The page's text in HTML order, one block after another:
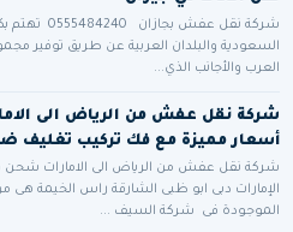
شركة نقل عفش
السعودية والبلدان العربية عن طريق توفير
العرب والأجانب الذي...
أسعار مميزة مع فك تركيب تغليف
شركة نقل عفش من الرياض الى الامارات شحن
الإمارات دبى ابو ظبى الشارقة راس الخيمة هى
الموجودة فى شركة السيف ...